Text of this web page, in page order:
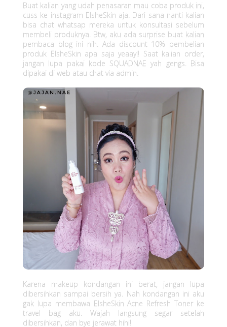
Buat kalian yang udah penasaran mau coba produk ini,
cuss ke instagram ElsheSkin aja. Dari sana nanti kalian
bisa chat whatsap mereka untuk konsultasi sebelum
membeli produknya. Btw, aku ada surprise buat kalian
pembaca blog ini nih. Ada discount 10% pembelian
produk ElsheSkin apa saja yeaay!! Saat kalian order,
jangan lupa pakai kode SQUADNAE yah gengs. Bisa
dipakai di web atau chat via admin.
Karena makeup kondangan ini berat, jangan lupa
dibersihkan sampai bersih ya. Nah kondangan ini aku
gak lupa membawa ElsheSkin Acne Refresh Toner ke
travel bag aku. Wajah langsung segar setelah
dibersihkan, dan bye jerawat hihi!